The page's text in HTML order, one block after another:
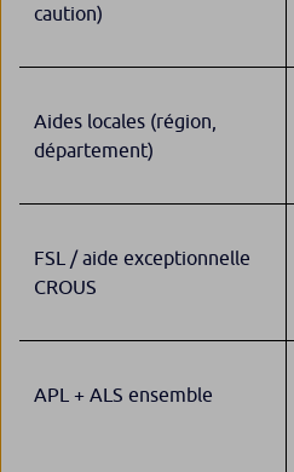
caution)
Aides locales (région,
département)
FSL / aide exceptionnelle
CROUS
APL + ALS ensemble